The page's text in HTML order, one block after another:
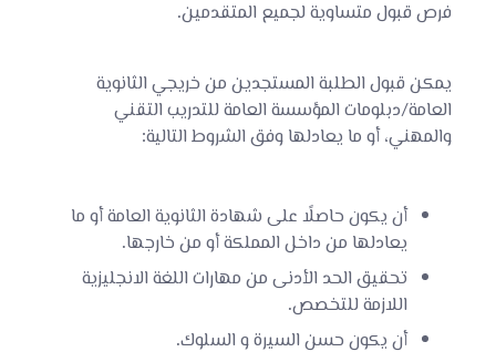
فرص قبول متساوية لجميع المتقدمين.
يمكن قبول الطلبة المستجدين من خريجي الثانوية
العامة/دبلومات المؤسسة العامة للتدريب التقني
والمهني، أو ما يعادلها وفق الشروط التالية:
أن يكون حاصلًا على شهادة الثانوية العامة أو ما
يعادلها من داخل المملكة أو من خارجها.
تحقيق الحد الأدنى من مهارات اللغة الانجليزية
اللازمة للتخصص.
أن يكون حسن السيرة و السلوك.